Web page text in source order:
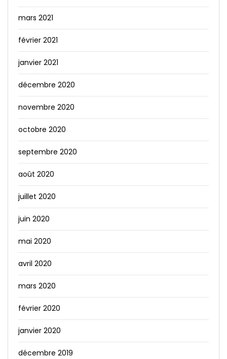
mars 2021
février 2021
janvier 2021
décembre 2020
novembre 2020
octobre 2020
septembre 2020
août 2020
juillet 2020
juin 2020
mai 2020
avril 2020
mars 2020
février 2020
janvier 2020
décembre 2019